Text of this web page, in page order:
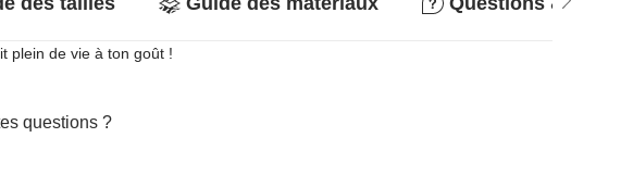
plein de vie à ton goût !
questions ?